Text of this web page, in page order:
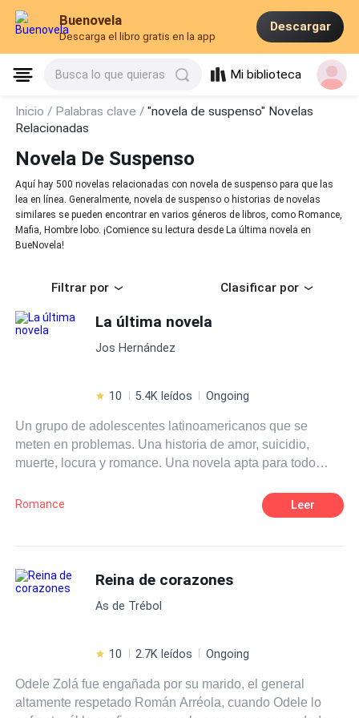
Buenovela
Descarga el libro gratis en la app
Descargar
Busca lo que quieras Mi biblioteca
Inicio / Palabras clave /"novela de suspenso" Novelas
Relacionadas
Novela De Suspenso
Aquí hay 500 novelas relacionadas con novela de suspenso para que las
lea en línea. Generalmente, novela de suspenso o historias de novelas
similares se pueden encontrar en varios géneros de libros, como Romance,
Mafia, Hombre lobo. ¡Comience su lectura desde La última novela en
BueNovela!
Filtrar por Clasificar por
La última novela
Jos Hernández
10 5.4K leídos Ongoing
Un grupo de adolescentes latinoamericanos que se
meten en problemas. Una historia de amor, suicidio,
muerte, locura y romance. Una novela apta para todo
Romance Leer
Reina de corazones
As de Trébol
10 2.7K leídos Ongoing
Odele Zolá fue engañada por su marido, el general
altamente respetado Román Arréola, cuando Odele lo